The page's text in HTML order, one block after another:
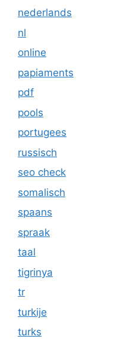
nederlands
nl
online
papiaments
pdf
pools
portugees
russisch
seo check
somalisch
spaans
spraak
taal
tigrinya
tr
turkije
turks